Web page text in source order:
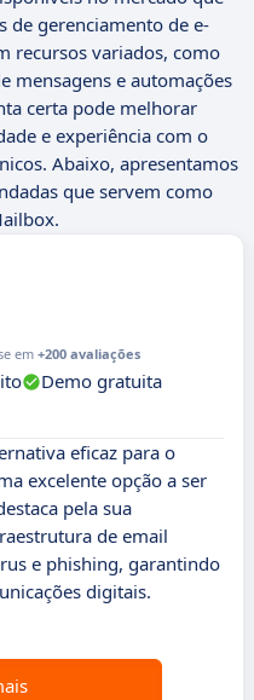
de gerenciamento de e-
recursos variados, como
mensagens e automações
certa pode melhorar
e experiência com o
Abaixo, apresentamos
que servem como
em +200 avaliações
Demo gratuita
eficaz para o
excelente opção a ser
pela sua
de email
e phishing, garantindo
digitais.